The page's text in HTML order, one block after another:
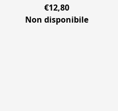
€12,80
Non disponibile